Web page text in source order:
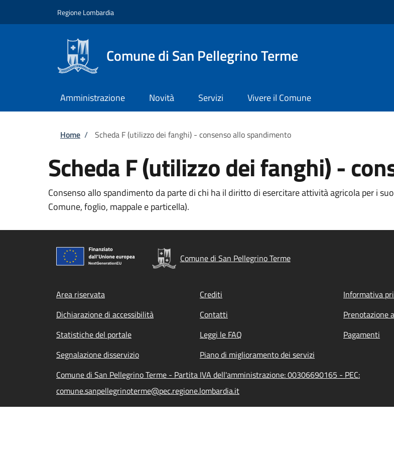
Regione Lombardia
Comune di San Pellegrino Terme
Amministrazione Novità Servizi Vivere il Comune
Briciole di pane
Home / Scheda F (utilizzo dei fanghi) - consenso allo spandimento
Scheda F (utilizzo dei fanghi) -
Consenso allo spandimento da parte di chi ha il diritto di esercitare attività agricola per i
Comune, foglio, mappale e particella).
Comune di San Pellegrino Terme
Footer menu
Area riservata Crediti Informativa
Dichiarazione di accessibilità
Contatti Prenotazione
Statistiche del portale
Leggi le FAQ Pagamenti
Segnalazione disservizio
Piano di miglioramento dei servizi
Comune di San Pellegrino Terme - Partita IVA dell'amministrazione: 00306690165 - PEC:
comune.sanpellegrinoterme@pec.regione.lombardia.it